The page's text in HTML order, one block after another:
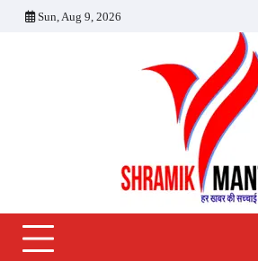
Sun, Aug 9, 2026